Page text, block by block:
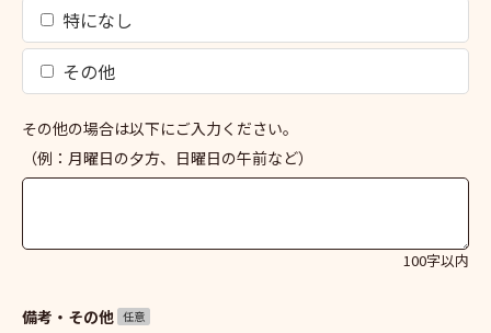
特になし
その他
その他の場合は以下にご入力ください。
（例：月曜日の夕方、日曜日の午前など）
100字以内
備考・その他 任意